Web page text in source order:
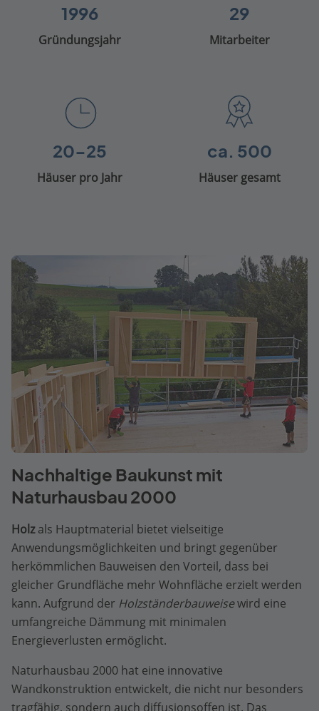
1996
Gründungsjahr
29
Mitarbeiter
20-25
Häuser pro Jahr
ca. 500
Häuser gesamt
Nachhaltige Baukunst mit
Naturhausbau 2000
Holzals Hauptmaterial bietet vielseitige
Anwendungsmöglichkeiten und bringt gegenüber
herkömmlichen Bauweisen den Vorteil, dass bei
gleicher Grundfläche mehr Wohnfläche erzielt werden
kann. Aufgrund der Holzständerbauweisewird eine
umfangreiche Dämmung mit minimalen
Energieverlusten ermöglicht.
Naturhausbau 2000 hat eine innovative
Wandkonstruktion entwickelt, die nicht nur besonders
tragfähig, sondern auch diffusionsoffen ist. Das